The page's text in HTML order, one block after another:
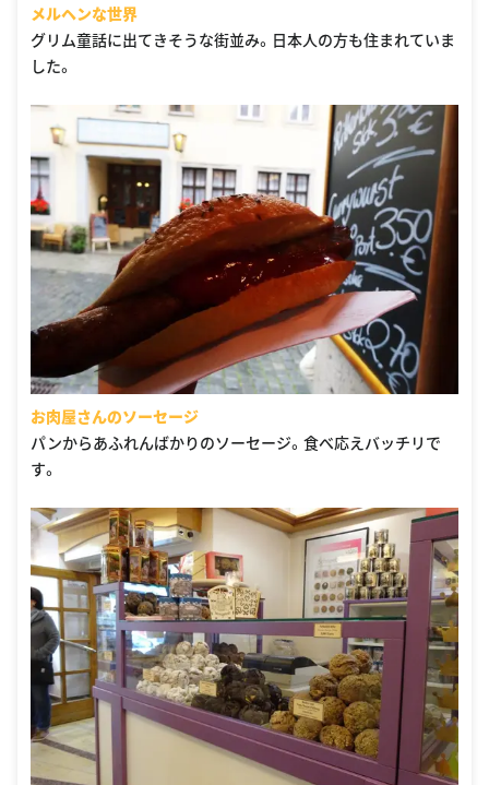
メルヘンな世界
グリム童話に出てきそうな街並み。日本人の方も住まれていま
した。
お肉屋さんのソーセージ
パンからあふれんばかりのソーセージ。食べ応えバッチリで
す。